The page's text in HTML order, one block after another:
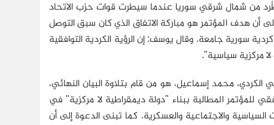
من شمال شرقي سوريا عندما سيطرت قوات حزب الاتحاد
أن هدف المؤتمر هو مباركة الاتفاق الذي كان سبق التوصل
سورية جامعة. وقال يوسف: إن الرؤية الكردية التوافقية
لا مركزية سياسية".
محمد إسماعيل، هو من قام بتلاوة البيان النهائي،
للمؤتمر المطالبة ببناء "دولة ديمقراطية لا مركزية" في
والاجتماعية والعسكرية. كما تبنى الدعوة إلى أن